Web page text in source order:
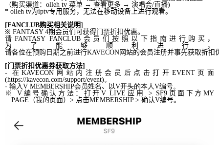
（购买渠道： olleh tv 菜单 → 查看更多 → 演唱会/直播)
* olleh tv为iptv专用服务，无法在移动设备 上进行观看。
[FANCLUB购买相 关说明]
※ FANTASY 4期会员们 可 获得门票折扣 优惠。
请 FANTASYFANCLUB 会员们 按照以下指南 进 行 购买 ，
为
了能够 顺 利 进行，
请各位在预购日期 之前进行KAVECON网 站的会员注册并事先获取折扣
[门票折扣优惠券获取方法]
- 在KAVECON 网 站 内注册会员 后 点击打开 EVENT页 面
(https://kavecon.com/support/event) 。
- 输 入 V MEMBERSHIP会员姓名、 以V开头的本人 V编号。
※V 编号确认方法：打开 V LIVE 应用 > SF9 页面下方MY
PAGE （我的页面）> 点击MEMBERSHIP>确认V编号。